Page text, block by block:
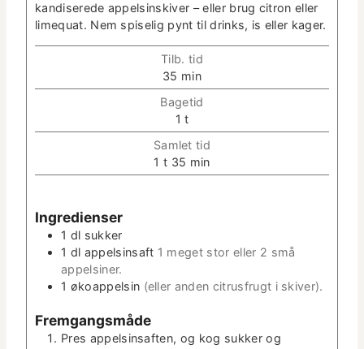
kan­dis­erede appelsin­skiv­er – eller brug cit­ron eller
lime­quat. Nem spiselig pynt til drinks, is eller kager.
Tilb. tid
35 m
i
n
­
u
t
­
min
Bagetid
1 t
i
m
e
t
Sam­let tid
1 t
i
t 35 m
i
­
min
Ingre­di­enser
1 dl sukker
1 dl appelsin­saft 1 meget stor eller 2 små
appelsiner.
1 økoap­pelsin (eller anden cit­rusfrugt i skiver).
Frem­gangsmåde
Pres appelsin­saften, og kog sukker og